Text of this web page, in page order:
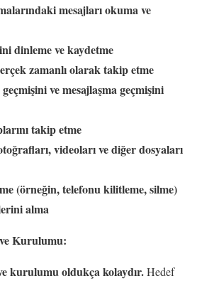
mesajları okuma ve
dinleme ve kaydetme
zamanlı olarak takip etme
ve mesajlaşma geçmişini
takip etme
videoları ve diğer dosyaları
(örneğin, telefonu kilitleme, silme)
alma
ve Kurulumu:
kurulumu oldukça kolaydır.Hedef